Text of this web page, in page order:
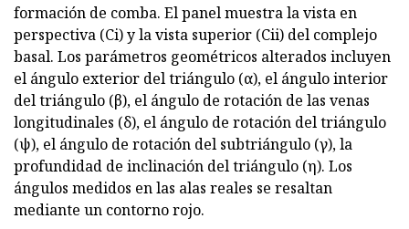
formación de comba. El panel muestra la vista en
perspectiva (Ci) y la vista superior (Cii) del complejo
basal. Los parámetros geométricos alterados incluyen
el ángulo exterior del triángulo (α), el ángulo interior
del triángulo (β), el ángulo de rotación de las venas
longitudinales (δ), el ángulo de rotación del triángulo
(ψ), el ángulo de rotación del subtriángulo (γ), la
profundidad de inclinación del triángulo (η). Los
ángulos medidos en las alas reales se resaltan
mediante un contorno rojo.